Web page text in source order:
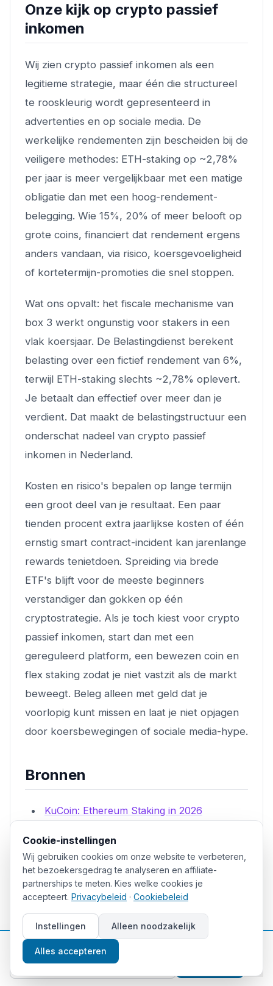
Onze kijk op crypto passief
inkomen
Wij zien crypto passief inkomen als een
legitieme strategie, maar één die structureel
te rooskleurig wordt gepresenteerd in
advertenties en op sociale media. De
werkelijke rendementen zijn bescheiden bij de
veiligere methodes: ETH-staking op ~2,78%
per jaar is meer vergelijkbaar met een matige
obligatie dan met een hoog-rendement-
belegging. Wie 15%, 20% of meer belooft op
grote coins, financiert dat rendement ergens
anders vandaan, via risico, koersgevoeligheid
of kortetermijn-promoties die snel stoppen.
Wat ons opvalt: het fiscale mechanisme van
box 3 werkt ongunstig voor stakers in een
vlak koersjaar. De Belastingdienst berekent
belasting over een fictief rendement van 6%,
terwijl ETH-staking slechts ~2,78% oplevert.
Je betaalt dan effectief over meer dan je
verdient. Dat maakt de belastingstructuur een
onderschat nadeel van crypto passief
inkomen in Nederland.
Kosten en risico's bepalen op lange termijn
een groot deel van je resultaat. Een paar
tienden procent extra jaarlijkse kosten of één
ernstig smart contract-incident kan jarenlange
rewards tenietdoen. Spreiding via brede
ETF's blijft voor de meeste beginners
verstandiger dan gokken op één
cryptostrategie. Als je toch kiest voor crypto
passief inkomen, start dan met een
gereguleerd platform, een bewezen coin en
flex staking zodat je niet vastzit als de markt
beweegt. Beleg alleen met geld dat je
voorlopig kunt missen en laat je niet opjagen
door koersbewegingen of sociale media-hype.
Bronnen
KuCoin: Ethereum Staking in 2026
Trends 2026
ChainUP: Hidden Risks of Crypto Staking
Fireblocks: Liquid Staking 101
CoinLaw: Crypto Lending Statistics 2026
Belastingdienst: Berekening box 3-inkomen
2026
BlockEden: EigenLayer Restaking Empire
Cookie-instellingen
Wij gebruiken cookies om onze website te verbeteren,
het bezoekersgedrag te analyseren en affiliate-
partnerships te meten. Kies welke cookies je
accepteert. Privacybeleid · Cookiebeleid
Instellingen Alleen noodzakelijk
Alles accepteren
📈 Gratis beleggingstips